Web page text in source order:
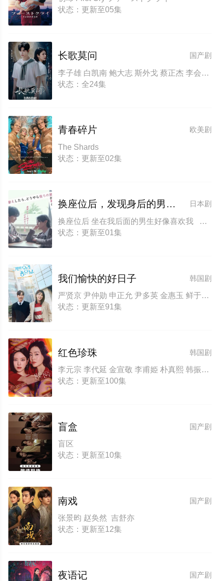
状态：更新至05集
国产剧
长歌莫问
李子雄 白凯南 鲍大志 斯外戈 蔡正杰 李会长 杨子菲 孟西 王坤炎 刘美辰
状态：全24集
欧美剧
青春碎片
The Shards
状态：更新至02集
日本剧
换座位后，发现身后的男生好像喜欢我
换座位后 坐在我后面的男生好像喜欢我 After Moving Seats The Boy Behind Me Has A Crush On Me ย้ายที่นั่งทั้งที ไหงผู้ชายที่นั่งข้างหลังมาชอบผมได้ล่ะ
状态：更新至01集
韩国剧
我们愉快的好日子
严贤京 尹仲勋 申正允 尹多英 金惠玉 鲜于在德 尹多勋 文喜京 李商淑 郑孝彬 李家豪 郑永琡
状态：更新至91集
韩国剧
红色珍珠
李元宗 李代延 金宣敬 李甫姫 朴真熙 韩振熙 李应敬 金惠仙 이정용 채빈
状态：更新至100集
国产剧
盲盒
盲区
状态：更新至10集
国产剧
南戏
张景昀 赵奂然 吉舒亦
状态：更新至12集
国产剧
夜语记